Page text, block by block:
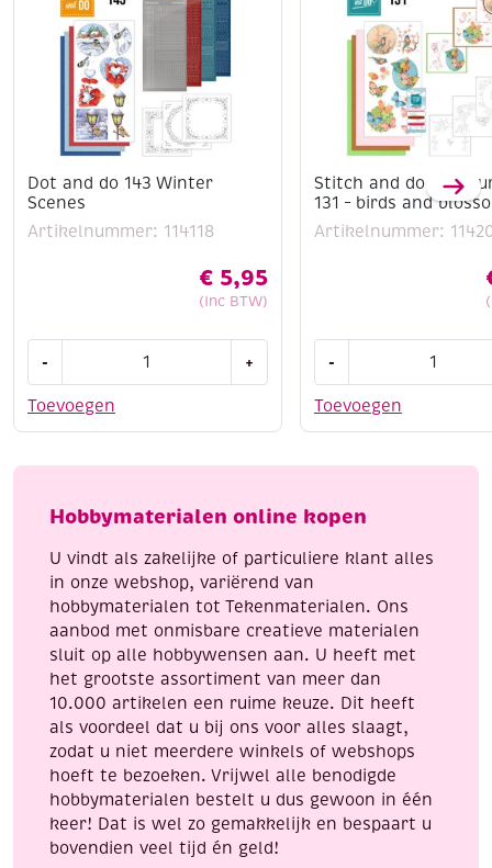
Dot and do 143 Winter
Scenes
Artikelnummer: 114118
€ 5,95
(Inc BTW)
Toevoegen
-
do
Scenes
+
Stitch and do
131 – birds and
Artikelnummer:
Toevoegen
-
do
-
and
aantal
Hobbymaterialen online kopen
U vindt als zakelijke of particuliere klant alles
in onze webshop, variërend van
hobbymaterialen tot Tekenmaterialen. Ons
aanbod met onmisbare creatieve materialen
sluit op alle hobbywensen aan. U heeft met
het grootste assortiment van meer dan
10.000 artikelen een ruime keuze. Dit heeft
als voordeel dat u bij ons voor alles slaagt,
zodat u niet meerdere winkels of webshops
hoeft te bezoeken. Vrijwel alle benodigde
hobbymaterialen bestelt u dus gewoon in één
keer! Dat is wel zo gemakkelijk en bespaart u
bovendien veel tijd én geld!